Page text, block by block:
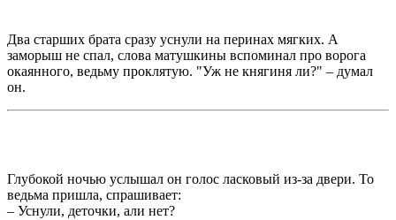
Два старших брата сразу уснули на перинах мягких. А
заморыш не спал, слова матушкины вспоминал про ворога
окаянного, ведьму проклятую. "Уж не княгиня ли?" – думал
он.
Глубокой ночью услышал он голос ласковый из-за двери. То
ведьма пришла, спрашивает:
– Уснули, деточки, али нет?